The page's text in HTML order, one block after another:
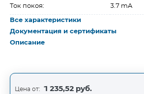
Ток покоя: 3.7 mA
Все характеристики
Документация и сертификаты
Описание
Цена от: 1 235,52 руб.